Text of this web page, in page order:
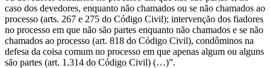
caso dos devedores, enquanto não chamados ou se não chamados ao
processo (arts. 267 e 275 do Código Civil); intervenção dos fiadores
no processo em que não são partes enquanto não chamados e se não
chamados ao processo (art. 818 do Código Civil), condôminos na
defesa da coisa comum no processo em que apenas algum ou alguns
são partes (art. 1.314 do Código Civil) (…)”.